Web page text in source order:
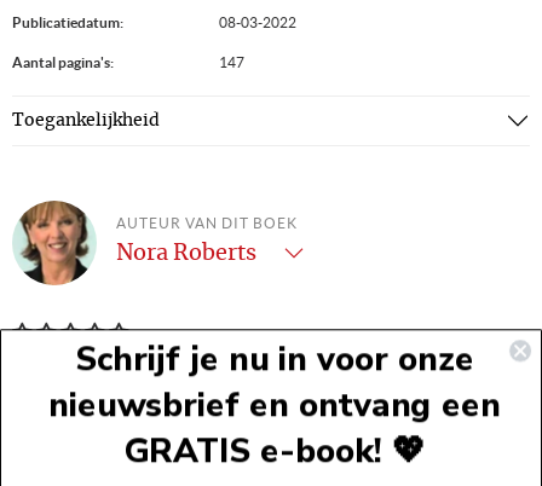
Publicatiedatum: 08-03-2022
Aantal pagina's: 147
Toegankelijkheid
AUTEUR VAN DIT BOEK
Nora Roberts
Nora Roberts heeft inmiddels meer dan 200 romans op haar
naam staan. Wereldwijd zijn meer dan 400 miljoen exemplaren
van haar boeken verkocht. Met ...
Lees meer
Schrijf je nu in voor onze
nieuwsbrief en ontvang een
GRATIS e-book! 💖